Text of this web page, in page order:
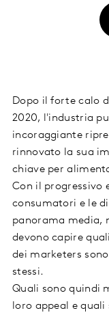
Dopo il forte calo
2020, l'industria
incoraggiante
rinnovato la sua
chiave per
Con il progressivo
consumatori e le
panorama media,
devono capire
dei marketers
stessi.
Quali sono quindi
loro appeal e